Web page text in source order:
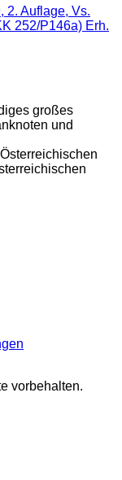
2. Auflage, Vs.
252/P146a) Erh.
großes
und
vorbehalten.